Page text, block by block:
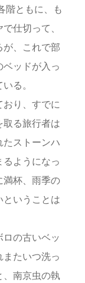
階ともに、も
仕切って、
が、これで部
ベッドが入っ
る。
り、すでに
取る旅行者は
たストーンハ
るようになっ
満杯、雨季の
ということは
の古いベッ
またいつ洗っ
、南京虫の執